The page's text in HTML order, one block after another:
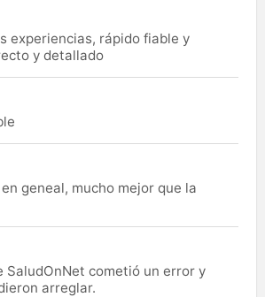
experiencias, rápido fiable y
y detallado
geneal, mucho mejor que la
SaludOnNet cometió un error y
arreglar.